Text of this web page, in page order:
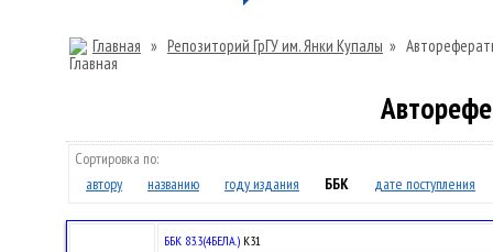
Главная » Репозиторий ГрГУ им. Янки Купалы »
Сортировка по:
автору
названию году издания ББК дате поступления
ББК 83.3(4БЕЛА.) К31